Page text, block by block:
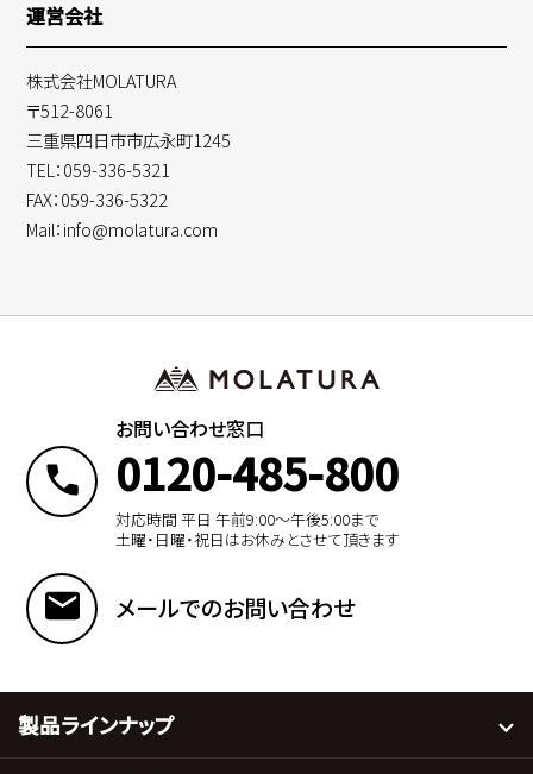
運営会社
株式会社MOLATURA
〒512-8061
三重県四日市市広永町1245
TEL：059-336-5321
FAX：059-336-5322
Mail：info@molatura.com
お問い合わせ窓口
0120-485-800
対応時間 平日 午前9:00〜午後5:00まで
土曜・日曜・祝日はお休みとさせて頂きます
メールでのお問い合わせ
製品ラインナップ